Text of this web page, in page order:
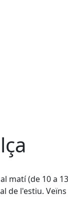
matí (de 10 a 13
de l'estiu. Veïns